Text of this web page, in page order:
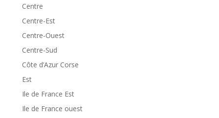
Centre
Centre-Est
Centre-Ouest
Centre-Sud
Côte d’Azur Corse
Est
Ile de France Est
Ile de France ouest